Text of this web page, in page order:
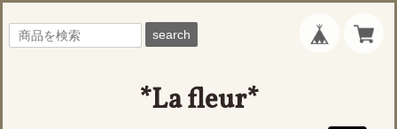
search
*La fleur*